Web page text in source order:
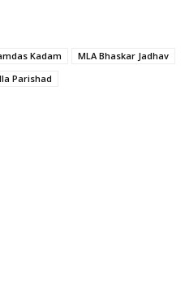
Kadam
MLA Bhaskar Jadhav
Parishad